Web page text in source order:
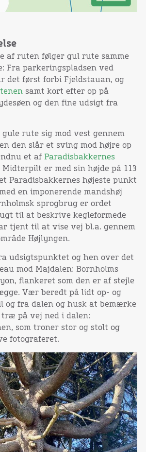
af ruten følger gul rute samme
Fra parkeringspladsen ved
det først forbi Fjeldstauan, og
samt kort efter op på
og den fine udsigt fra
rute sig mod vest gennem
den slår et sving mod højre op
et af Paradisbakkernes
er med sin højde på 113
Paradisbakkernes højeste punkt
en imponerende mandshøj
sprogbrug er ordet
til at beskrive kegleformede
tjent til at vise vej bl.a. gennem
Højlyngen.
udsigtspunktet og hen over det
mod Majdalen: Bornholms
flankeret som den er af stejle
Vær beredt på lidt op- og
og fra dalen og husk at bemærke
på vej ned i dalen:
som troner stor og stolt og
fotograferet.